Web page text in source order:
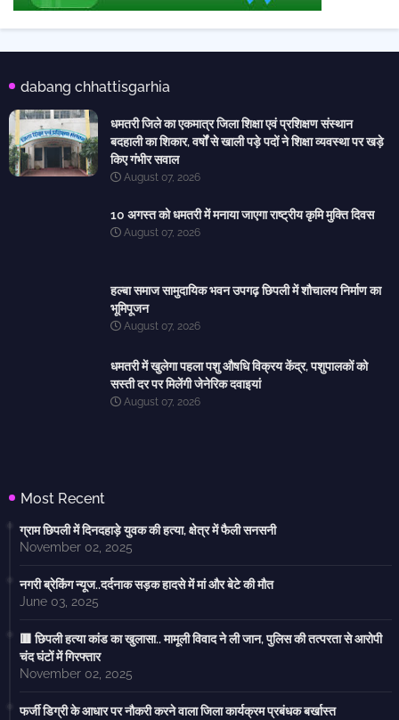
dabang chhattisgarhia
धमतरी जिले का एकमात्र जिला शिक्षा एवं प्रशिक्षण संस्थान
बदहाली का शिकार, वर्षों से खाली पड़े पदों ने शिक्षा व्यवस्था पर खड़े
किए गंभीर सवाल
August 07, 2026
10 अगस्त को धमतरी में मनाया जाएगा राष्ट्रीय कृमि मुक्ति दिवस
August 07, 2026
हल्बा समाज सामुदायिक भवन उपगढ़ छिपली में शौचालय निर्माण का
भूमिपूजन
August 07, 2026
धमतरी में खुलेगा पहला पशु औषधि विक्रय केंद्र, पशुपालकों को
सस्ती दर पर मिलेंगी जेनेरिक दवाइयां
August 07, 2026
Most Recent
ग्राम छिपली में दिनदहाड़े युवक की हत्या, क्षेत्र में फैली सनसनी
November 02, 2025
नगरी ब्रेकिंग न्यूज..दर्दनाक सड़क हादसे में मां और बेटे की मौत
June 03, 2025
🟥 छिपली हत्या कांड का खुलासा.. मामूली विवाद ने ली जान, पुलिस की तत्परता से आरोपी
चंद घंटों में गिरफ्तार
November 02, 2025
फर्जी डिग्री के आधार पर नौकरी करने वाला जिला कार्यक्रम प्रबंधक बर्खास्त